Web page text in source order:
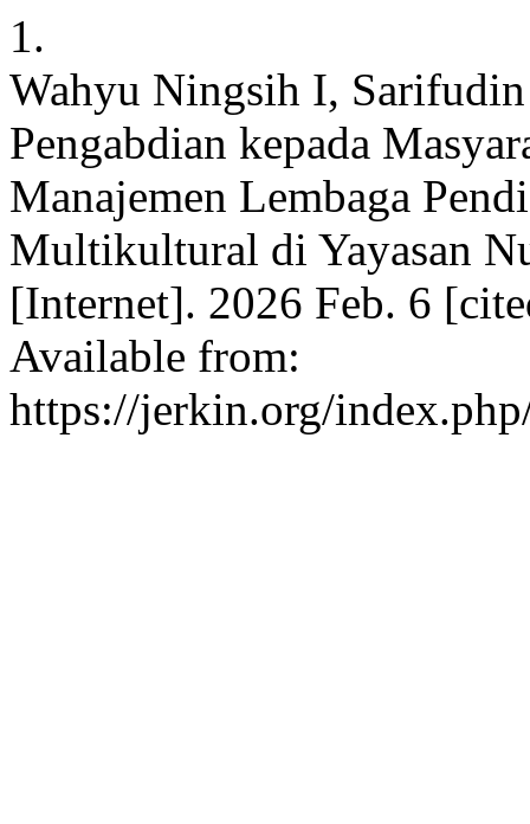
1.
Wahyu Ningsih I,
Pengabdian kepada
Manajemen Lembaga
Multikultural di Yayasan
[Internet]. 2026 Feb. 6
Available from:
https://jerkin.org/